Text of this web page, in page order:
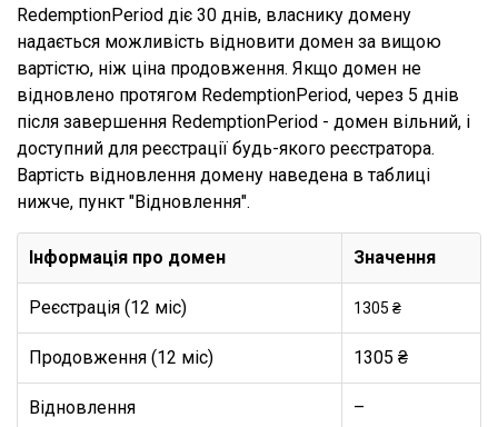
RedemptionPeriod діє 30 днів, власнику домену
надається можливість відновити домен за вищою
вартістю, ніж ціна продовження. Якщо домен не
відновлено протягом RedemptionPeriod, через 5 днів
після завершення RedemptionPeriod - домен вільний, і
доступний для реєстрації будь-якого реєстратора.
Вартість відновлення домену наведена в таблиці
нижче, пункт "Відновлення".
Інформація про домен Значення
Реєстрація (12 міс) 1305 ₴
Продовження (12 міс) 1305 ₴
Відновлення –